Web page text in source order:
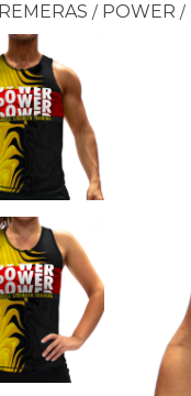
REMERAS / POWER /